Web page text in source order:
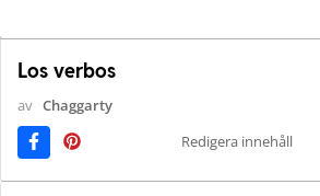
Los verbos
av Chaggarty
Redigera innehåll